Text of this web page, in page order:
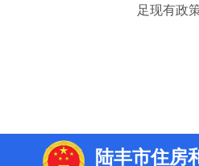
足现有政
陆丰市住房